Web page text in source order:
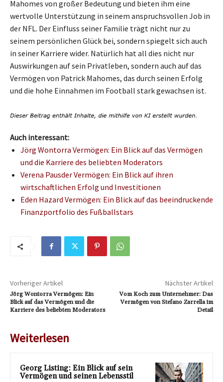
Mahomes von großer Bedeutung und bieten ihm eine
wertvolle Unterstützung in seinem anspruchsvollen Job in
der NFL. Der Einfluss seiner Familie trägt nicht nur zu
seinem persönlichen Glück bei, sondern spiegelt sich auch
in seiner Karriere wider. Natürlich hat all dies nicht nur
Auswirkungen auf sein Privatleben, sondern auch auf das
Vermögen von Patrick Mahomes, das durch seinen Erfolg
und die hohe Einnahmen im Football stark gewachsen ist.
Auch interessant:
Jörg Wontorra Vermögen: Ein Blick auf das Vermögen
und die Karriere des beliebten Moderators
Verena Pausder Vermögen: Ein Blick auf ihren
wirtschaftlichen Erfolg und Investitionen
Eden Hazard Vermögen: Ein Blick auf das beeindruckende
Finanzportfolio des Fußballstars
Vorheriger Artikel
Jörg Wontorra Vermögen: Ein
Blick auf das Vermögen und die
Karriere des beliebten Moderators
Nächster Artikel
Vom Koch zum Unternehmer: Das
Vermögen von Stefano Zarrella im
Detail
Weiterlesen
Georg Listing: Ein Blick auf sein
Vermögen und seinen Lebensstil